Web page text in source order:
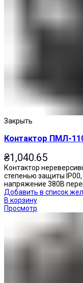
Закрыть
Контактор ПМЛ-
₴1,040.65
Контактор
степенью защиты
напряжение 380В
Добавить в список
В корзину
Просмотр